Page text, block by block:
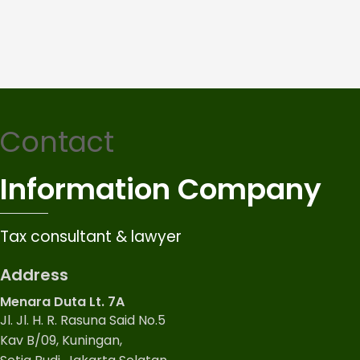
Contact
Information Company
Tax consultant & lawyer
Address
Menara Duta Lt. 7A
Jl. Jl. H. R. Rasuna Said No.5
Kav B/09, Kuningan,